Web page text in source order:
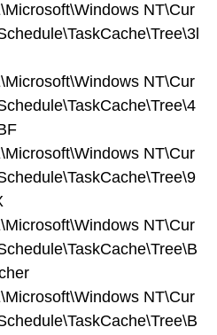
NT\Cur
NT\Cur
NT\Cur
NT\Cur
NT\Cur